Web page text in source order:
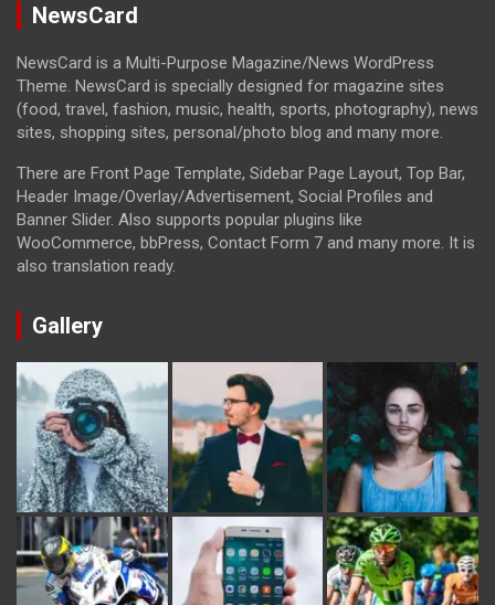
NewsCard
NewsCard is a Multi-Purpose Magazine/News WordPress
Theme. NewsCard is specially designed for magazine sites
(food, travel, fashion, music, health, sports, photography), news
sites, shopping sites, personal/photo blog and many more.
There are Front Page Template, Sidebar Page Layout, Top Bar,
Header Image/Overlay/Advertisement, Social Profiles and
Banner Slider. Also supports popular plugins like
WooCommerce, bbPress, Contact Form 7 and many more. It is
also translation ready.
Gallery